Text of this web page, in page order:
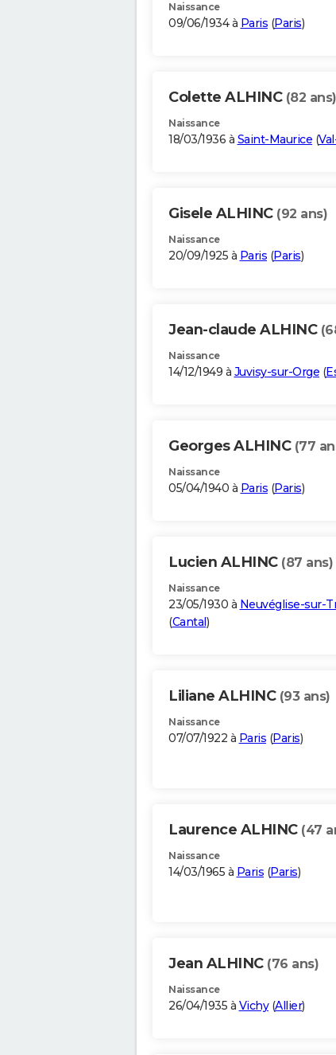
Naissance
09/06/1934 à Paris (Paris)
Colette ALHINC (82 ans)
Naissance
18/03/1936 à Saint-Maurice (
Gisele ALHINC (92 ans)
Naissance
20/09/1925 à Paris (Paris)
Jean-claude ALHINC
Naissance
14/12/1949 à Juvisy-sur-Orge (
Georges ALHINC (77
Naissance
05/04/1940 à Paris (Paris)
Lucien ALHINC (87 ans)
Naissance
23/05/1930 à Neuvéglise-sur-
(Cantal)
Liliane ALHINC (93 ans)
Naissance
07/07/1922 à Paris (Paris)
Laurence ALHINC (47
Naissance
14/03/1965 à Paris (Paris)
Jean ALHINC (76 ans)
Naissance
26/04/1935 à Vichy(Allier)